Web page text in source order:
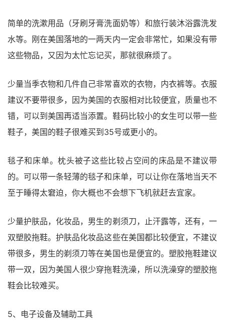
简单的洗漱用品（牙刷牙膏洗面奶等）和旅行装沐浴露洗发
水等。刚在美国落地的一两天内一定会非常忙，如果没有带
这些物品，又因为太忙忘记买，那就很麻烦了。
少量当季衣物和几件自己非常喜欢的衣物，内衣裤等。衣服
建议不要带很多，因为美国的衣服相对比较便宜，质量也不
错，可以到美国再适当添置。鞋码比较小的女生可以带一些
鞋子，美国的鞋子很难买到35号或更小的。
毯子和床单。枕头被子这些比较占空间的床品是不建议带
的。可以带一条轻薄的毯子和床单，可以让你在落地当天不
至于睡得太窘迫，你大概也不会想下飞机就赶去宜家。
少量护肤品，化妆品，男生的剃须刀，止汗露等，还有，一
双塑胶拖鞋。护肤品化妆品这些在美国都比较便宜，不建议
带很多，男生的剃须刀等在美国也是便宜的。塑胶拖鞋建议
带一双，因为美国人很少穿拖鞋洗澡，所以洗澡穿的塑胶拖
鞋会比较难买。
5、电子设备及辅助工具